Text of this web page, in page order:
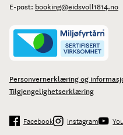
E-post: booking@eidsvoll1814.no
Personvernerklæring og
Tilgjengelighetserklæring
Facebook Instagram